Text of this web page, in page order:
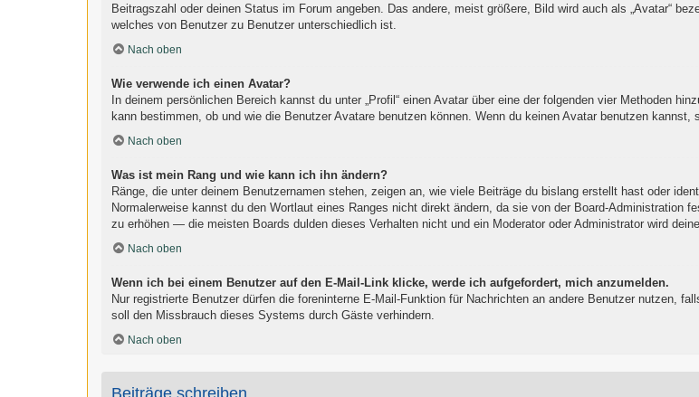
Beitragszahl oder deinen Status im Forum angeben. Das andere, meist größere, Bild wird auch als „Avatar“
welches von Benutzer zu Benutzer unterschiedlich ist.
Nach oben
Wie verwende ich einen Avatar?
In deinem persönlichen Bereich kannst du unter „Profil“ einen Avatar über eine der folgenden vier Methoden
kann bestimmen, ob und wie die Benutzer Avatare benutzen können. Wenn du keinen Avatar benutzen kannst,
Nach oben
Was ist mein Rang und wie kann ich ihn ändern?
Ränge, die unter deinem Benutzernamen stehen, zeigen an, wie viele Beiträge du bislang erstellt hast oder
Normalerweise kannst du den Wortlaut eines Ranges nicht direkt ändern, da sie von der Board-Administration
zu erhöhen — die meisten Boards dulden dieses Verhalten nicht und ein Moderator oder Administrator wird
Nach oben
Wenn ich bei einem Benutzer auf den E-Mail-Link klicke, werde ich aufgefordert, mich anzumelden.
Nur registrierte Benutzer dürfen die foreninterne E-Mail-Funktion für Nachrichten an andere Benutzer nutzen,
soll den Missbrauch dieses Systems durch Gäste verhindern.
Nach oben
Beiträge schreiben